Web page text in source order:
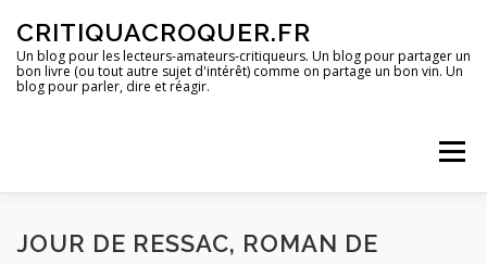
contenu
CRITIQUACROQUER.FR
Un blog pour les lecteurs-amateurs-critiqueurs. Un blog pour partager un
bon livre (ou tout autre sujet d'intérêt) comme on partage un bon vin. Un
blog pour parler, dire et réagir.
Menu
ACCUEIL UN BLOG ? DES LIVRES
JOUR DE RESSAC, ROMAN DE